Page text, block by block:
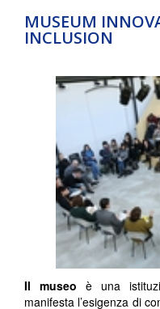
MUSEUM
INCLUSION
Il museo è una
manifesta l’esigenza di